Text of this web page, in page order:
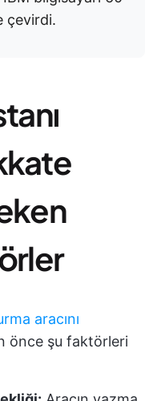
çevirdi.
aracını
önce şu faktörleri